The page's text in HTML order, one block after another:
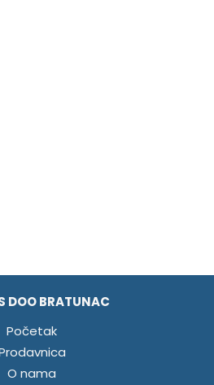
DOO BRATUNAC
Početak
O nama